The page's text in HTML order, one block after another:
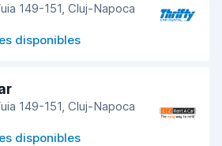
149-151, Cluj-Napoca
disponibles
149-151, Cluj-Napoca
disponibles